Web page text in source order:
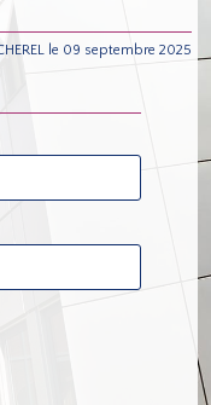
le 09 septembre 2025